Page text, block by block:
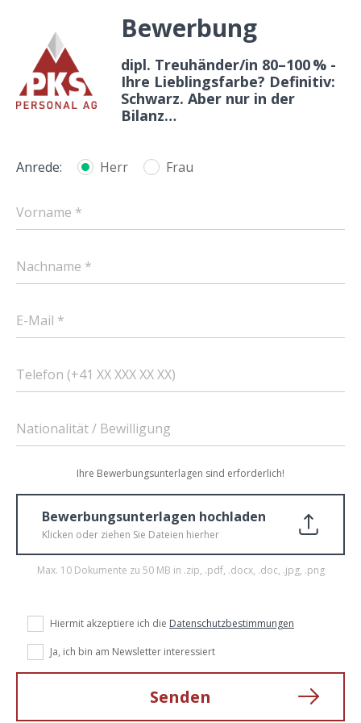
Bewerbung
dipl. Treuhänder/in 80–100 % -
Ihre Lieblingsfarbe? Definitiv:
Schwarz. Aber nur in der
Bilanz…
Anrede: Herr Frau
Vorname *
Nachname *
E-Mail *
Telefon (+41 XX XXX XX XX)
Nationalität / Bewilligung
Ihre Bewerbungsunterlagen sind erforderlich!
Bewerbungsunterlagen hochladen
Klicken oder ziehen Sie Dateien hierher
Max. 10 Dokumente zu 50 MB in .zip, .pdf, .docx, .doc, .jpg, .png
Hiermit akzeptiere ich die Datenschutzbestimmungen
Ja, ich bin am Newsletter interessiert
Senden